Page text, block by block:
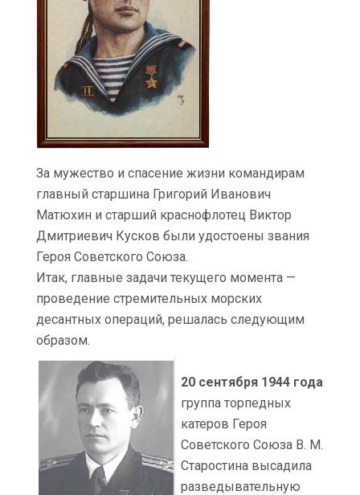
За мужество и спасение жизни командирам
главный старшина Григорий Иванович
Матюхин и старший краснофлотец Виктор
Дмитриевич Кусков были удостоены звания
Героя Советского Союза.
Итак, главные задачи текущего момента —
проведение стремительных морских
десантных операций, решалась следующим
образом.
20 сентября 1944 года
группа торпедных
катеров Героя
Советского Союза В. М.
Старостина высадила
разведывательную